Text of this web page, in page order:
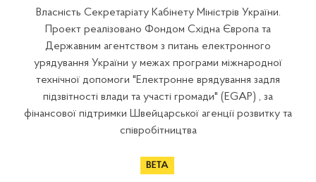
Власність Секретаріату Кабінету Міністрів України.
Проект реалізовано Фондом Східна Європа та
Державним агентством з питань електронного
урядування України у межах програми міжнародної
технічної допомоги "Електронне врядування задля
підзвітності влади та участі громади" (EGAP) , за
фінансової підтримки Швейцарської агенції розвитку та
співробітництва